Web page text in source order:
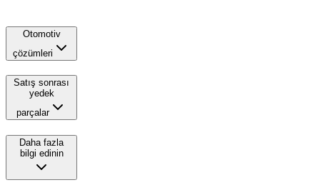
Otomotiv
çözümleri
Satış sonrası
yedek
parçalar
Daha fazla
bilgi edinin